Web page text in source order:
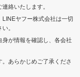
絡いたします。
ヤフー株式会社は一切
。
が情報を確認し、各会社
あらかじめご了承くださ